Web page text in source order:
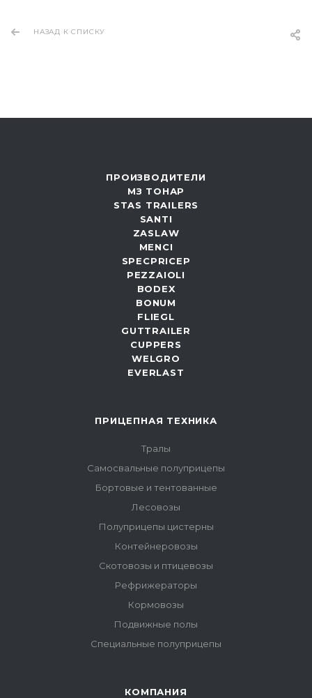
НАЗАД К СПИСКУ
ПРОИЗВОДИТЕЛИ
МЗ ТОНАР
STAS TRAILERS
SANTI
ZASLAW
MENCI
SPECPRICEP
PEZZAIOLI
BODEX
BONUM
FLIEGL
GUTTRAILER
CUPPERS
WELGRO
EVERLAST
ПРИЦЕПНАЯ ТЕХНИКА
Тралы
Самосвальные полуприцепы
Бортовые и тентованные
Лесовозы
Полуприцепы цистерны
Контейнеровозы
Скотовозы и птицевозы
Рефрижераторы
Кормовозы
Подвижные полы
Специальные полуприцепы
КОМПАНИЯ